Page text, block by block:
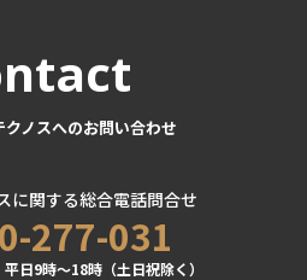
クノスへのお問い合わせ
に関する総合電話問合せ
277-031
日9時～18時（土日祝除く）